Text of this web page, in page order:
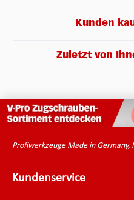
Kunden
Zuletzt von
Profiwerkzeuge Made in Germany,
Kundenservice